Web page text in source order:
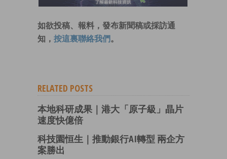
如欲投稿、報料，發布新聞稿或採訪通
知， 按這裏聯絡我們 。
RELATED POSTS
本地科研成果｜港大「原子級」晶片
速度快億倍
科技園恒生｜推動銀行AI轉型 兩企方
案勝出